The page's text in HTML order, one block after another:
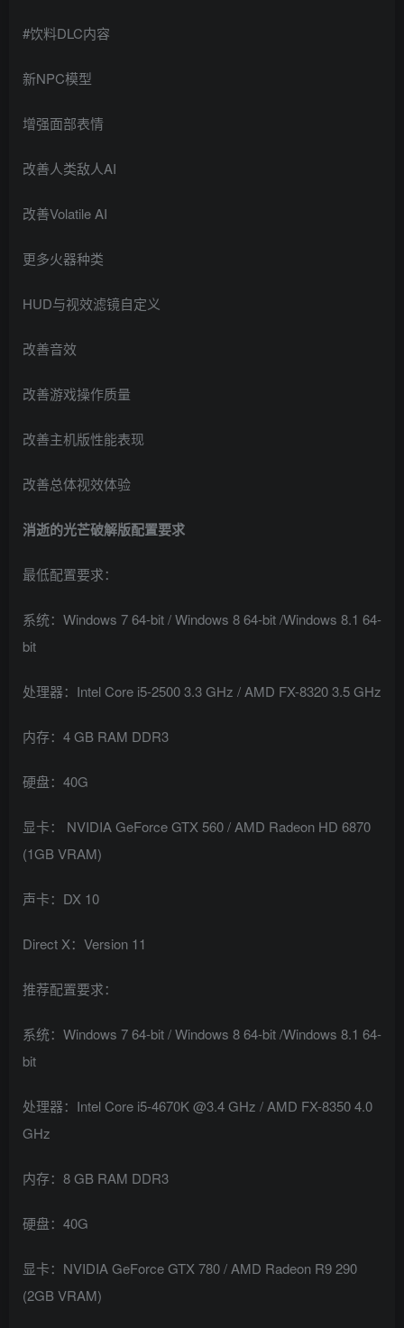
#饮料DLC内容
新NPC模型
增强面部表情
改善人类敌人AI
改善Volatile AI
更多火器种类
HUD与视效滤镜自定义
改善音效
改善游戏操作质量
改善主机版性能表现
改善总体视效体验
消逝的光芒破解版配置要求
最低配置要求：
系统：Windows 7 64-bit / Windows 8 64-bit /Windows 8.1 64-
bit
处理器：Intel Core i5-2500 3.3 GHz / AMD FX-8320 3.5 GHz
内存：4 GB RAM DDR3
硬盘：40G
显卡： NVIDIA GeForce GTX 560 / AMD Radeon HD 6870
(1GB VRAM)
声卡：DX 10
Direct X：Version 11
推荐配置要求：
系统：Windows 7 64-bit / Windows 8 64-bit /Windows 8.1 64-
bit
处理器：Intel Core i5-4670K @3.4 GHz / AMD FX-8350 4.0
GHz
内存：8 GB RAM DDR3
硬盘：40G
显卡：NVIDIA GeForce GTX 780 / AMD Radeon R9 290
(2GB VRAM)